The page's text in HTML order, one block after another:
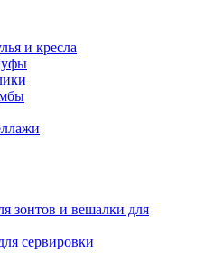
и кресла
зонтов и вешалки для
сервировки